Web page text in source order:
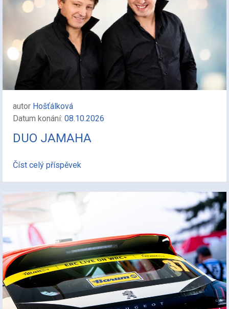
autor Hošťálková
Datum konání: 08.10.2026
DUO JAMAHA
Číst celý příspěvek